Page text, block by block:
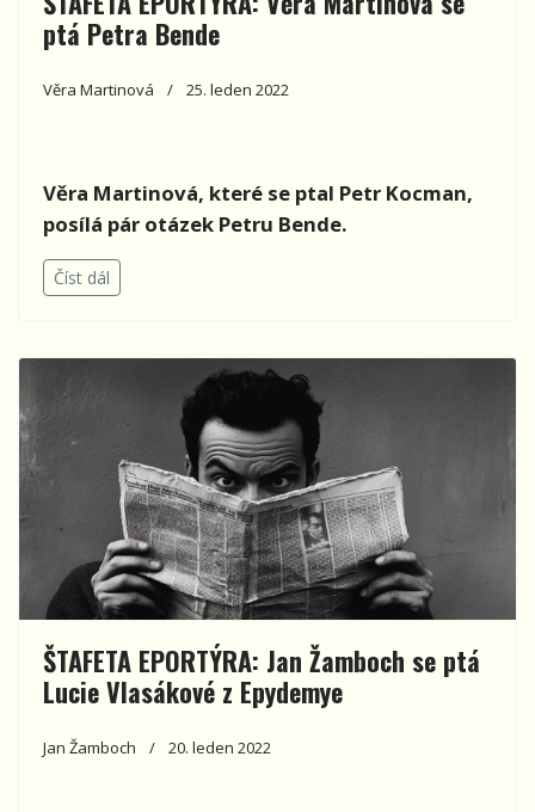
ptá Petra Bende
Věra Martinová 25. leden 2022
Věra Martinová, které se ptal Petr Kocman,
posílá pár otázek Petru Bende.
Číst dál
ŠTAFETA EPORTÝRA: Jan Žamboch se ptá
Lucie Vlasákové z Epydemye
Jan Žamboch 20. leden 2022